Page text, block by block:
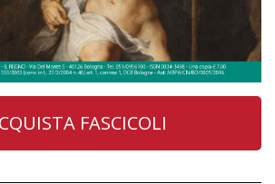
FASCICOLI